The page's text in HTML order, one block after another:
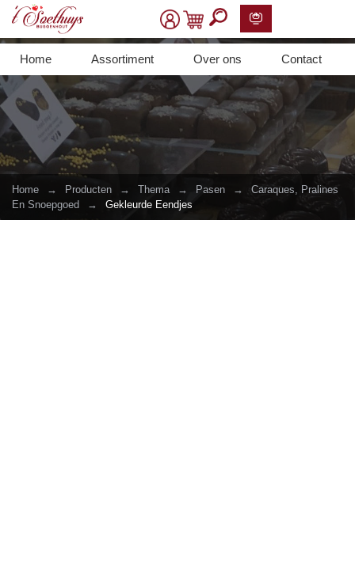
Home Assortiment Over ons Contact
Home → Producten → Thema → Pasen →
Caraques, Pralines
En Snoepgoed
→ Gekleurde Eendjes